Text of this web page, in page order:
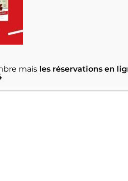
maisles réservations en